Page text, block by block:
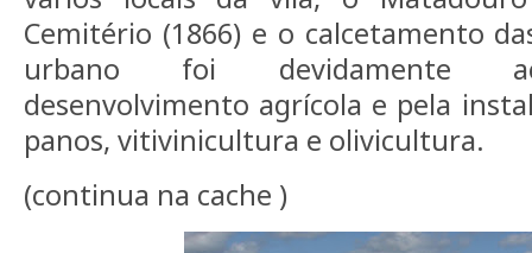
Cemitério (1866) e o calcetamento
urbano foi devidamente
desenvolvimento agrícola e pela
panos, vitivinicultura e olivicultura.
(continua na cache )